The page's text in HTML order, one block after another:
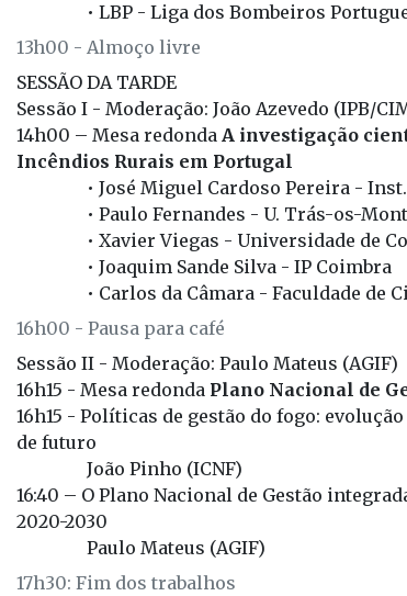
• LBP - Liga dos Bombeiros
13h00 - Almoço livre
SESSÃO DA TARDE
Sessão I - Moderação: João Azevedo (IPB/
14h00 – Mesa redonda A investigação
Incêndios Rurais em Portugal
• José Miguel Cardoso Pereira -
• Paulo Fernandes - U. Trás-os-
• Xavier Viegas - Universidade de
• Joaquim Sande Silva - IP Coimbra
• Carlos da Câmara - Faculdade de
16h00 - Pausa para café
Sessão II - Moderação: Paulo Mateus (AGIF)
16h15 - Mesa redonda Plano Nacional de
16h15 - Políticas de gestão do fogo:
de futuro
João Pinho (ICNF)
16:40 – O Plano Nacional de Gestão
2020-2030
Paulo Mateus (AGIF)
17h30: Fim dos trabalhos